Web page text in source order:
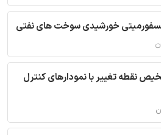
خورشیدی سوخت های نفتی
نقطه تغییر با نمودارهای کنترل